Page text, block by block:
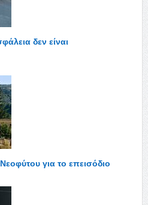
δεν είναι
για το επεισόδιο